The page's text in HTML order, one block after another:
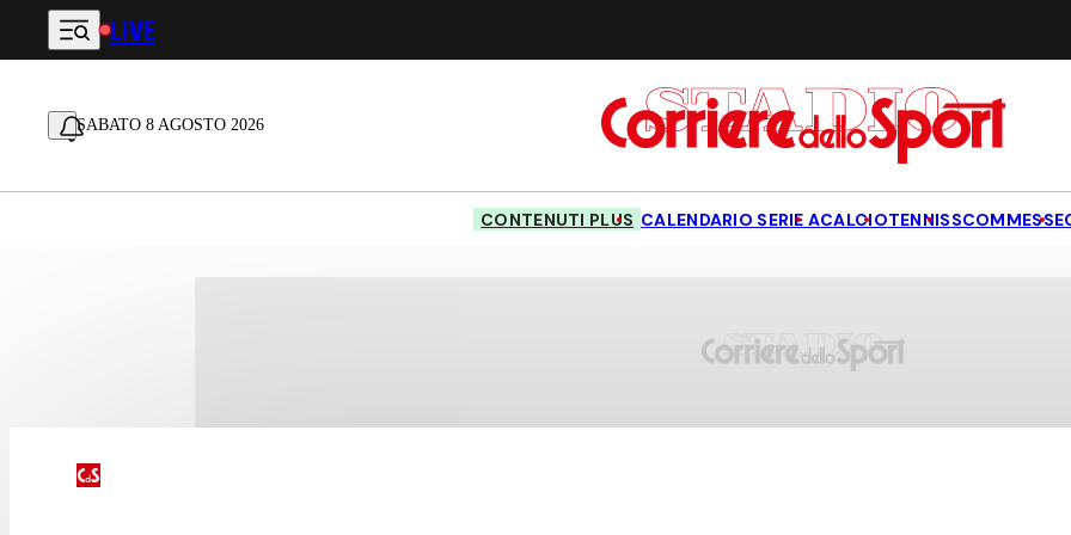
Vai al contenuto principale
LIVE
SABATO 8 AGOSTO 2026
CONTENUTI PLUS CALENDARIO SERIE ACALCIOTENNISSCOMMESSE